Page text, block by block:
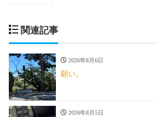
関連記事
2026年8月6日
願い。
2026年8月5日